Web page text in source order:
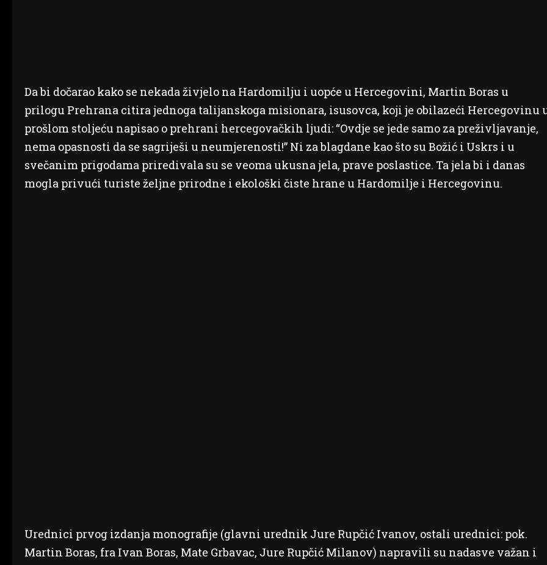
Da bi dočarao kako se nekada živjelo na Hardomilju i uopće u Hercegovini, Martin Boras u
prilogu Prehrana citira jednoga talijanskoga misionara, isusovca, koji je obilazeći Hercegovinu
prošlom stoljeću napisao o prehrani hercegovačkih ljudi: “Ovdje se jede samo za preživljavanje,
nema opasnosti da se sagriješi u neumjerenosti!” Ni za blagdane kao što su Božić i Uskrs i u
svečanim prigodama priredivala su se veoma ukusna jela, prave poslastice. Ta jela bi i danas
mogla privući turiste željne prirodne i ekološki čiste hrane u Hardomilje i Hercegovinu.
Urednici prvog izdanja monografije (glavni urednik Jure Rupčić Ivanov, ostali urednici: pok.
Martin Boras, fra Ivan Boras, Mate Grbavac, Jure Rupčić Milanov) napravili su nadasve važan i